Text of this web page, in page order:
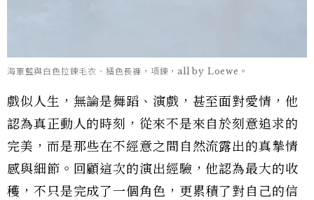
海軍藍與白色拉鍊毛衣、橘色長褲，項鍊，all by Loewe。
戲似人生，無論是舞蹈、演戲，甚至面對愛情，他
認為真正動人的時刻，從來不是來自於刻意追求的
完美，而是那些在不經意之間自然流露出的真摯情
感與細節。回顧這次的演出經驗，他認為最大的收
穫，不只是完成了一個角色，更累積了對自己的信